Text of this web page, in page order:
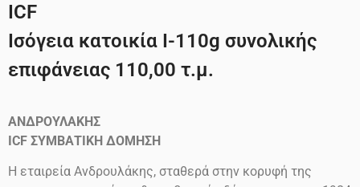
ICF
Ισόγεια κατοικία I-110g συνολικής
επιφάνειας 110,00 τ.μ.
ΑΝΔΡΟΥΛΑΚΗΣ
ICF ΣΥΜΒΑΤΙΚΗ ΔΟΜΗΣΗ
Η εταιρεία Ανδρουλάκης, σταθερά στην κορυφή της